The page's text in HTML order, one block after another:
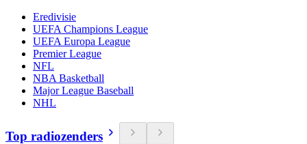
Eredivisie
UEFA Champions League
UEFA Europa League
Premier League
NFL
NBA Basketball
Major League Baseball
NHL
Top radiozenders